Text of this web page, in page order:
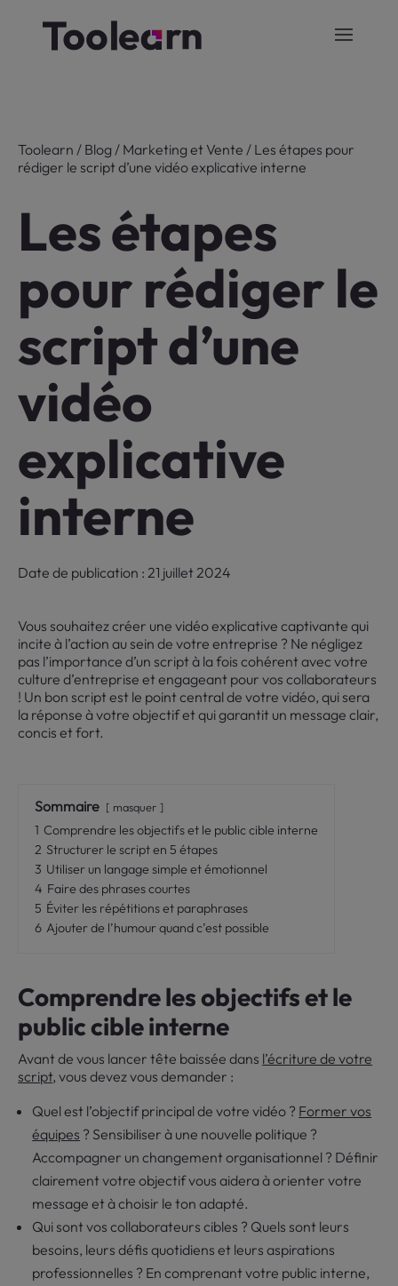
Toolearn / Blog / Marketing et Vente / Les étapes pour
rédiger le script d’une vidéo explicative interne
Les étapes
pour rédiger le
script d’une
vidéo
explicative
interne
Date de publication : 21 juillet 2024
Vous souhaitez créer une vidéo explicative captivante qui
incite à l’action au sein de votre entreprise ? Ne négligez
pas l’importance d’un script à la fois cohérent avec votre
culture d’entreprise et engageant pour vos collaborateurs
! Un bon script est le point central de votre vidéo, qui sera
la réponse à votre objectif et qui garantit un message clair,
concis et fort.
Sommaire masquer
1 Comprendre les objectifs et le public cible interne
2 Structurer le script en 5 étapes
3 Utiliser un langage simple et émotionnel
4 Faire des phrases courtes
5 Éviter les répétitions et paraphrases
6 Ajouter de l’humour quand c’est possible
Comprendre les objectifs et le
public cible interne
Avant de vous lancer tête baissée dans l’écriture de votre
script, vous devez vous demander :
Quel est l’objectif principal de votre vidéo ? Former vos
équipes ? Sensibiliser à une nouvelle politique ?
Accompagner un changement organisationnel ? Définir
clairement votre objectif vous aidera à orienter votre
message et à choisir le ton adapté.
Qui sont vos collaborateurs cibles ? Quels sont leurs
besoins, leurs défis quotidiens et leurs aspirations
professionnelles ? En comprenant votre public interne,